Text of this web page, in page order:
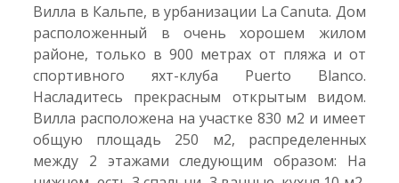
Вилла в Кальпе, в урбанизации La Canuta. Дом
расположенный в очень хорошем жилом
районе, только в 900 метрах от пляжа и от
спортивного яхт-клуба Puerto Blanco.
Насладитесь прекрасным открытым видом.
Вилла расположена на участке 830 м2 и имеет
общую площадь 250 м2, распределенных
между 2 этажами следующим образом: На